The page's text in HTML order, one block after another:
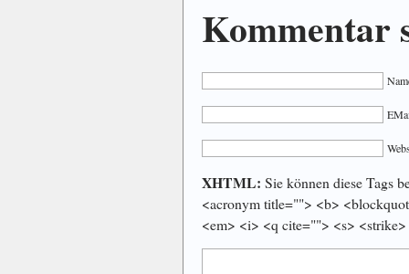
Kommentar
XHTML: Sie können diese Tags
<acronym title=""> <b>
<em> <i> <q cite=""> <s>